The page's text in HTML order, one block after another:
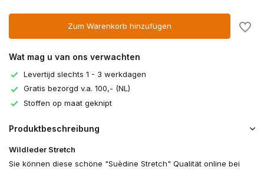
Zum Warenkorb hinzufügen
Wat mag u van ons verwachten
Levertijd slechts 1 - 3 werkdagen
Gratis bezorgd v.a. 100,- (NL)
Stoffen op maat geknipt
Produktbeschreibung
Wildleder Stretch
Sie können diese schöne "Suèdine Stretch" Qualität online bei